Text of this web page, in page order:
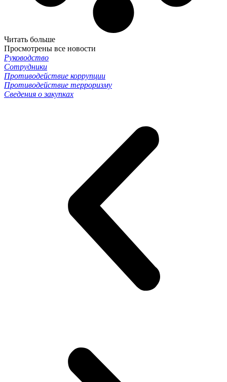
Читать больше
Просмотрены все новости
Руководство
Сотрудники
Противодействие коррупции
Противодействие терроризму
Сведения о закупках